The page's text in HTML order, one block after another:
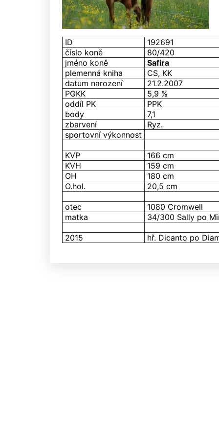
ID
192691
číslo koně
80/420
jméno koně
Safira
plemenná kniha
CS, KK
datum narození
21.2.2007
PGKK
5,9 %
oddíl PK
PPK
body
7,1
zbarvení
Ryz.
sportovní výkonnost
KVP
166 cm
KVH
159 cm
OH
180 cm
O.hol.
20,5 cm
otec
1080 Cromwell
matka
34/300 Sally po
2015 hř. Dicanto po